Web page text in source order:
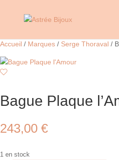
Accueil / Marques / Serge Thoraval /
Bague Plaque
243,00 €
1 en stock